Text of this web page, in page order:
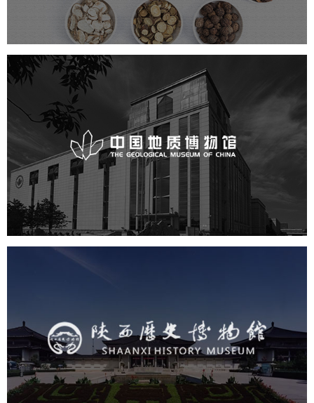
中国地质博物馆
文化艺术 博物馆 智慧博物馆
文化艺术 博物馆 智慧博物馆
博物馆网站建设
景区网站建设